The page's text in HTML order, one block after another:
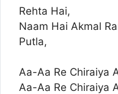
Rehta Hai,
Naam Hai Akmal
Putla,
Aa-Aa Re Chiraiya
Aa-Aa Re Chiraiya